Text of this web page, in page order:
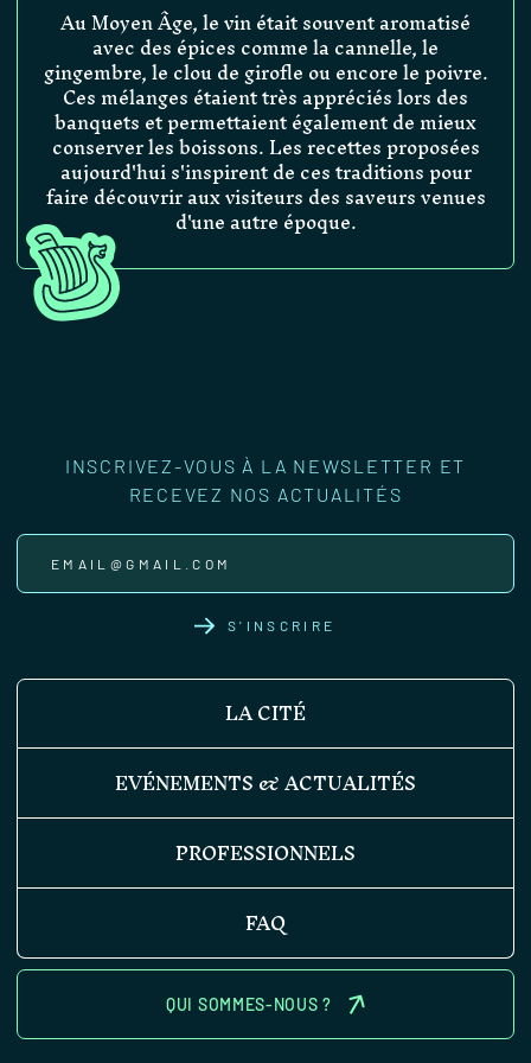
Au Moyen Âge, le vin était souvent aromatisé
avec des épices comme la cannelle, le
gingembre, le clou de girofle ou encore le poivre.
Ces mélanges étaient très appréciés lors des
banquets et permettaient également de mieux
conserver les boissons. Les recettes proposées
aujourd'hui s'inspirent de ces traditions pour
faire découvrir aux visiteurs des saveurs venues
d'une autre époque.
INSCRIVEZ-VOUS À LA NEWSLETTER ET
RECEVEZ NOS ACTUALITÉS
S'INSCRIRE
LA CITÉ
EVÉNEMENTS & ACTUALITÉS
PROFESSIONNELS
FAQ
QUI SOMMES-NOUS ?